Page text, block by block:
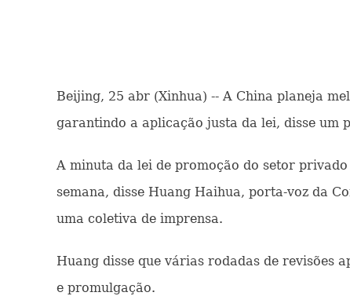
Beijing, 25 abr (Xinhua) -- A China planeja
garantindo a aplicação justa da lei, disse um
A minuta da lei de promoção do setor
semana, disse Huang Haihua, porta-voz da
uma coletiva de imprensa.
Huang disse que várias rodadas de revisões
e promulgação.